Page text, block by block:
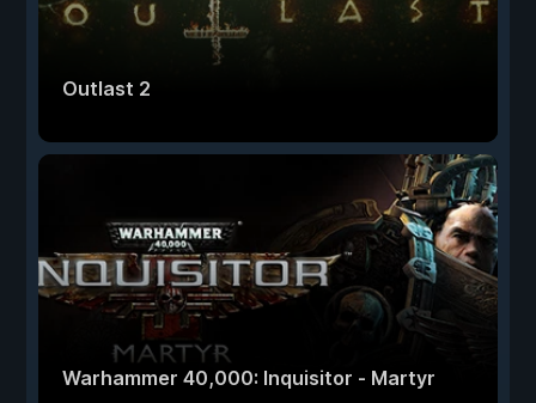
Outlast 2
Warhammer 40,000: Inquisitor - Martyr